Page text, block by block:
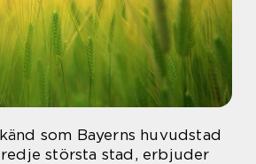
som Bayerns huvudstad
största stad, erbjuder